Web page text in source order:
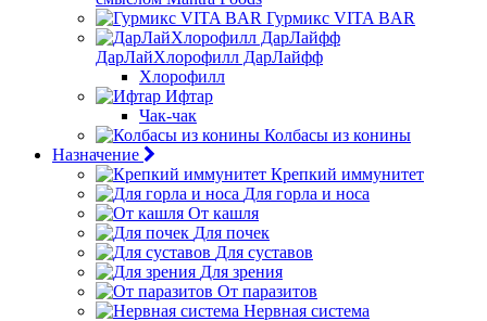
Гурмикс VITA BAR
ДарЛайХлорофилл ДарЛайфф
Хлорофилл
Ифтар
Чак-чак
Колбасы из конины
Назначение
Крепкий иммунитет
Для горла и носа
От кашля
Для почек
Для суставов
Для зрения
От паразитов
Нервная система